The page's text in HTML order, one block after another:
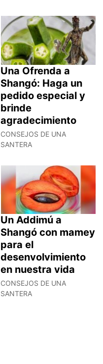
Una Ofrenda a
Shangó: Haga un
pedido especial y
brinde
agradecimiento
CONSEJOS DE UNA
SANTERA
Un Addimú a
Shangó con mamey
para el
desenvolvimiento
en nuestra vida
CONSEJOS DE UNA
SANTERA